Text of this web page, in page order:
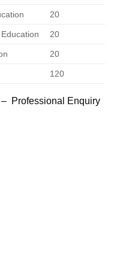
20
20
20
120
– Professional Enquiry